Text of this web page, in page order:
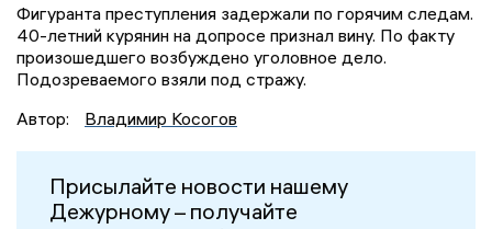
Фигуранта преступления задержали по горячим следам.
40-летний курянин на допросе признал вину. По факту
произошедшего возбуждено уголовное дело.
Подозреваемого взяли под стражу.
Автор:
Владимир Косогов
Присылайте новости нашему
Дежурному – получайте